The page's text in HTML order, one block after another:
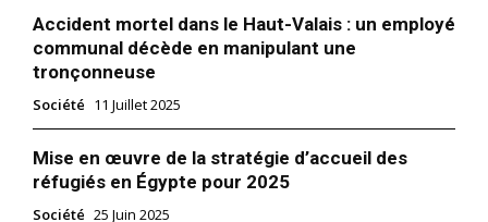
Accident mortel dans le Haut-Valais : un employé
communal décède en manipulant une
tronçonneuse
Société 11 Juillet 2025
Mise en œuvre de la stratégie d’accueil des
réfugiés en Égypte pour 2025
Société 25 Juin 2025